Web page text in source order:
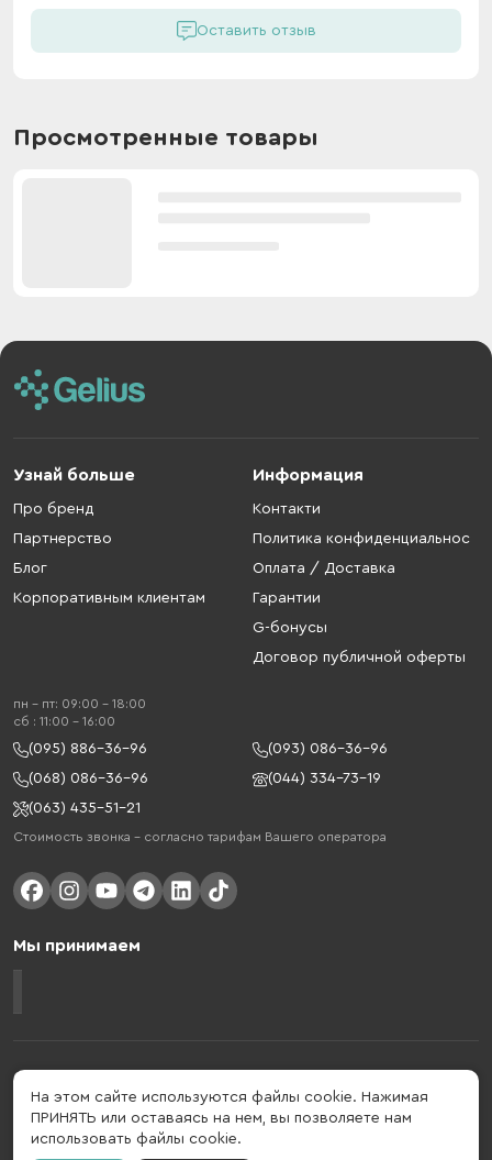
Оставить отзыв
Просмотренные товары
Узнай больше
Про бренд
Партнерство
Блог
Корпоративным клиентам
Информация
Контакти
Политика конфиденциальнос
Оплата / Доставка
Гарантии
G-бонусы
Договор публичной оферты
пн - пт: 09:00 - 18:00
cб : 11:00 - 16:00
(095) 886-36-96
(093) 086-36-96
(068) 086-36-96
(044) 334-73-19
(063) 435-51-21
Стоимость звонка – согласно тарифам Вашего оператора
Мы принимаем
Gelius - украинский бренд, который активно развивается в сфере
умных гаджетов и мобильных аксессуаров. Бренд подтвержден в 2013
году. Gelius - это больше, чем просто бренд, этот стиль жизни,
который об'єднує в собі драйв, радость, скорость, новації и
практичність.
На этом сайте используются файлы cookie. Нажимая
ПРИНЯТЬ или оставаясь на нем, вы позволяете нам
использовать файлы cookie.